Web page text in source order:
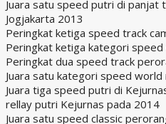
Juara satu speed putri di panjat
Jogjakarta 2013
Peringkat ketiga speed track
Peringkat ketiga kategori
Peringkat dua speed track
Juara satu kategori speed
Juara tiga speed putri di
rellay putri Kejurnas pada 2014
Juara satu speed classic